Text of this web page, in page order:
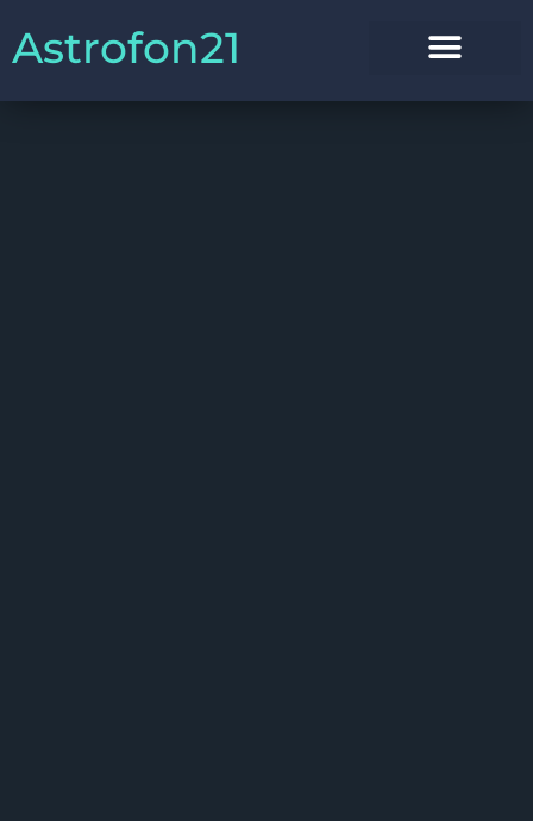
Astrofon21